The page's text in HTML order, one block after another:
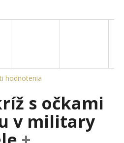
hodnotenia
s očkami
v military